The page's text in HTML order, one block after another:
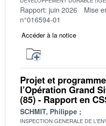
Rapport: juin 2026 Mise
n°016594-01
Accéder à la notice
Projet et
l’Opération Grand
(85) - Rapport en
SCHMIT, Philippe
INSPECTION GENERALE DE